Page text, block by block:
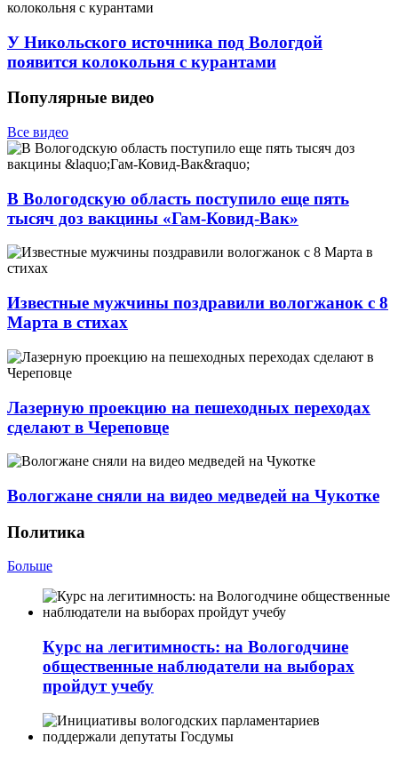
У Никольского источника под Вологдой
появится колокольня с курантами
Популярные видео
Все видео
В Вологодскую область поступило еще пять
тысяч доз вакцины «Гам-Ковид-Вак»
Известные мужчины поздравили вологжанок с 8
Марта в стихах
Лазерную проекцию на пешеходных переходах
сделают в Череповце
Вологжане сняли на видео медведей на Чукотке
Политика
Больше
Курс на легитимность: на Вологодчине
общественные наблюдатели на выборах
пройдут учебу